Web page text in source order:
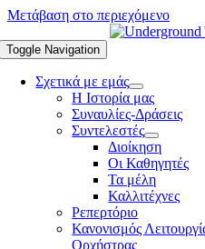
Μετάβαση στο περιεχόμενο
Toggle Navigation
Σχετικά με εμάς
Η Ιστορία μας
Συναυλίες-Δράσεις
Συντελεστές
Διοίκηση
Οι Καθηγητές
Τα μέλη
Καλλιτέχνες
Ρεπερτόριο
Κανονισμός
Ορχήστρας